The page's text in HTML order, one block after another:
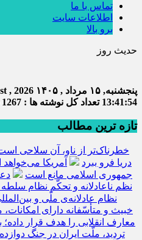
تماس با ما
اطلاعات سایت
برو بالا
حدیث روز
پنجشنبه, ۱۵ مرداد , ۱۴۰۵ , 2026
13:41:54 تعداد کل نوشته ها : 1267
تازه ترین مطالب
خطرناک‌تر از ناو، آن سلاحی است
دریا فرو ببرد
آمریکا می‌خواهد
جمهوری اسلامی مانع است
نظم ناعادلانه و تحکّم نظام
نظام عادلانه‌ی ملّی و
خبیث و متأسّفانه دارای
معارف انقلابی را هدف قرار داده؛
تردید، ملّت ایران در جنگ